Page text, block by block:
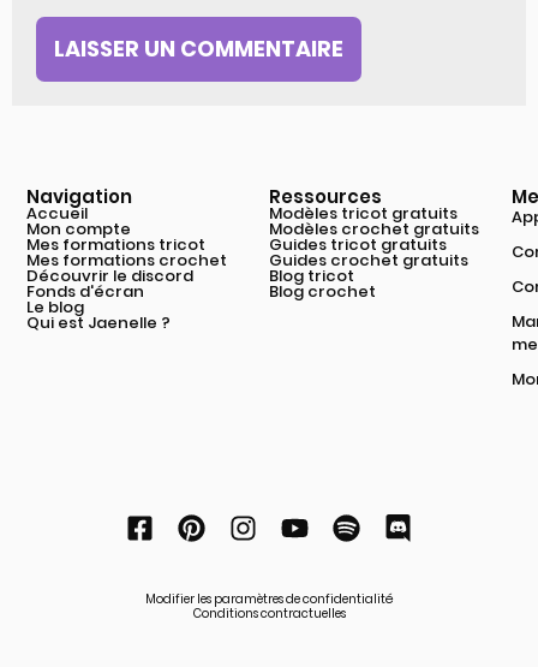
Navigation
Accueil
Mon compte
Mes formations tricot
Mes formations crochet
Découvrir le discord
Fonds d'écran
Le blog
Qui est Jaenelle ?
Ressources
Modèles tricot gratuits
Modèles crochet gratuits
Guides tricot gratuits
Guides crochet gratuits
Blog tricot
Blog crochet
Conditions contractuelles
Modifier les paramètres de confidentialité